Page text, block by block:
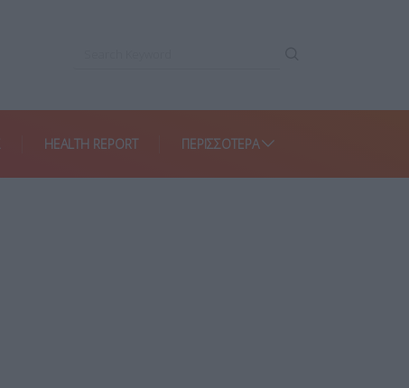
HEALTH REPORT ΠΕΡΙΣΣΌΤΕΡΑ